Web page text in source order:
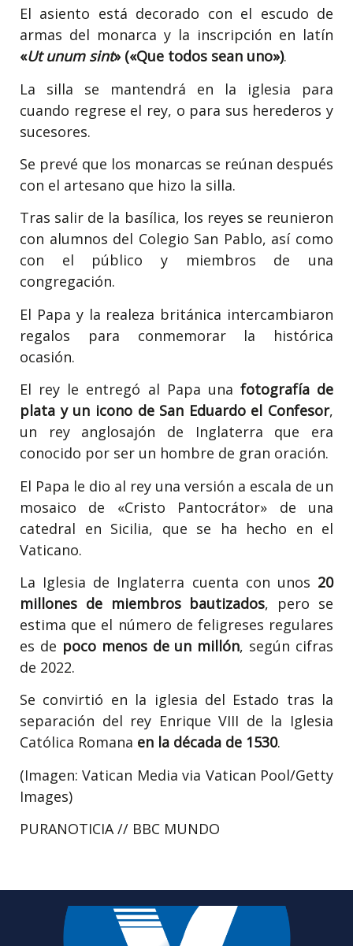
El asiento está decorado con el escudo de
armas del monarca y la inscripción en latín
«Ut unum sint» («Que todos sean uno»).
La silla se mantendrá en la iglesia para
cuando regrese el rey, o para sus herederos y
sucesores.
Se prevé que los monarcas se reúnan después
con el artesano que hizo la silla.
Tras salir de la basílica, los reyes se reunieron
con alumnos del Colegio San Pablo, así como
con el público y miembros de una
congregación.
El Papa y la realeza británica intercambiaron
regalos para conmemorar la histórica
ocasión.
El rey le entregó al Papa una fotografía de
plata y un icono de San Eduardo el Confesor,
un rey anglosajón de Inglaterra que era
conocido por ser un hombre de gran oración.
El Papa le dio al rey una versión a escala de un
mosaico de «Cristo Pantocrátor» de una
catedral en Sicilia, que se ha hecho en el
Vaticano.
La Iglesia de Inglaterra cuenta con unos 20
millones de miembros bautizados, pero se
estima que el número de feligreses regulares
es de poco menos de un millón, según cifras
de 2022.
Se convirtió en la iglesia del Estado tras la
separación del rey Enrique VIII de la Iglesia
Católica Romana en la década de 1530.
(Imagen: Vatican Media via Vatican Pool/Getty
Images)
PURANOTICIA // BBC MUNDO